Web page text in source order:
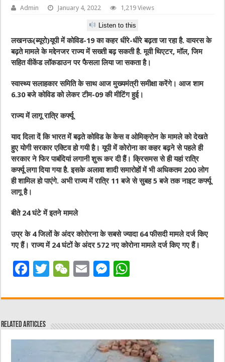
Admin January 4, 2022 1,219 Views
Listen to this
लखनऊ(ब्यूरो)यूपी में कोविड-19 का कहर धीरे-धीरे बढ़ता जा रहा है. वायरस के
बढ़ते मामले के मद्देनजर राज्य में सख्ती बढ़ सकती है. मूवी थिएटर, मॉल, जिम
सहित वीकेंड लॉकडाउन पर फैसला लिया जा सकता है।
स्वास्थ्य सलाहकार समिति के साथ आज मुख्यमंत्री समीक्षा करेंगे। आज शाम
6.30 बजे कोविड को लेकर टीम-09 की मीटिंग हुई।
राज्य में लागू रात्रि कर्फ्यू
याद दिला दें कि भारत में बढ़ते कोविड के केस व ओमिक्रोन के मामले को देखते
हुए योगी सरकार एक्टिव हो गयी है। यूपी में कोरोना का कहर बढ़ने से पहले ही
सरकार ने फिर पाबंदियां लगानी शुरू कर दी हैं। क्रिसमस से ही यहां रात्रि
कर्फ्यू लगा दिया गया है. इसके अलावा शादी समारोहों में भी अधिकतम 200 लोग
ही शामिल हो पाएंगे. अभी राज्य में रात्रि 11 बजे से सुबह 5 बजे तक नाइट कर्फ्यू
लागू है।
बीते 24 घंटे में इतने मामले
उप्र के 4 जिलों के अंदर कोरोरना के सबसे ज्यादा 64 फीसदी मामले दर्ज किए
गए हैं। राज्य में 24 घंटों के अंदर 572 नए कोरोना मामले दर्ज किए गए हैं।
F
c
e
b
T
it
r
W
C
at
E
ai
M
ss
n
g
at
A
p
Related Articles